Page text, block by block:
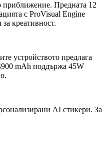
приближение. Предната 12
с ProVisual Engine
креативност.
устройството предлага
mAh поддържа 45W
AI стикери. За